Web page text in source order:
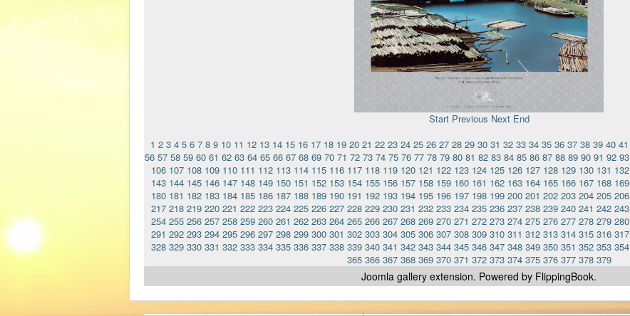
Start Previous Next End
1 2 3 4 5 6 7 8 9 10 11 12 13 14 15 16 17 18 19 20 21 22 23 24 25 26 27 28 29 30 31 32 33 34 35 36 37 38 39 40 41
56 57 58 59 60 61 62 63 64 65 66 67 68 69 70 71 72 73 74 75 76 77 78 79 80 81 82 83 84 85 86 87 88 89 90 91 92 93
106 107 108 109 110 111 112 113 114 115 116 117 118 119 120 121 122 123 124 125 126 127 128 129 130 131 132
143 144 145 146 147 148 149 150 151 152 153 154 155 156 157 158 159 160 161 162 163 164 165 166 167 168 169
180 181 182 183 184 185 186 187 188 189 190 191 192 193 194 195 196 197 198 199 200 201 202 203 204 205 206
217 218 219 220 221 222 223 224 225 226 227 228 229 230 231 232 233 234 235 236 237 238 239 240 241 242 243
254 255 256 257 258 259 260 261 262 263 264 265 266 267 268 269 270 271 272 273 274 275 276 277 278 279 280
291 292 293 294 295 296 297 298 299 300 301 302 303 304 305 306 307 308 309 310 311 312 313 314 315 316 317
328 329 330 331 332 333 334 335 336 337 338 339 340 341 342 343 344 345 346 347 348 349 350 351 352 353 354
365 366 367 368 369 370 371 372 373 374 375 376 377 378 379
Joomla gallery extension. Powered by FlippingBook.